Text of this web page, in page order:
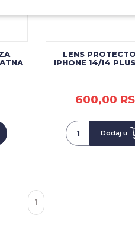
LENS
IPHONE 14/14
600,00
Dodaj u
1